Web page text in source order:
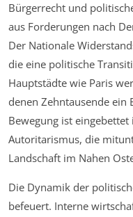
Bürgerrecht und
aus Forderungen nach
Der Nationale
die eine politische
Hauptstädte wie Paris
denen Zehntausende ein
Bewegung ist
Autoritarismus, die
Landschaft im Nahen
Die Dynamik der
befeuert. Interne